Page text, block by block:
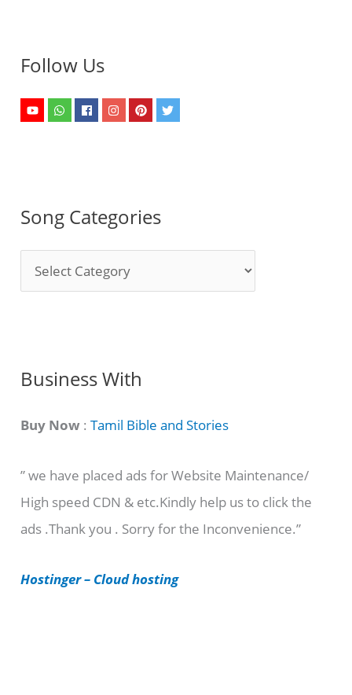
Follow Us
Song Categories
o
C
t
g
o
r
e
Business With
Buy Now :Tamil Bible and Stories
” we have placed ads for Website Maintenance/
High speed CDN & etc.Kindly help us to click the
ads .Thank you . Sorry for the Inconvenience.”
Hostinger – Cloud hosting